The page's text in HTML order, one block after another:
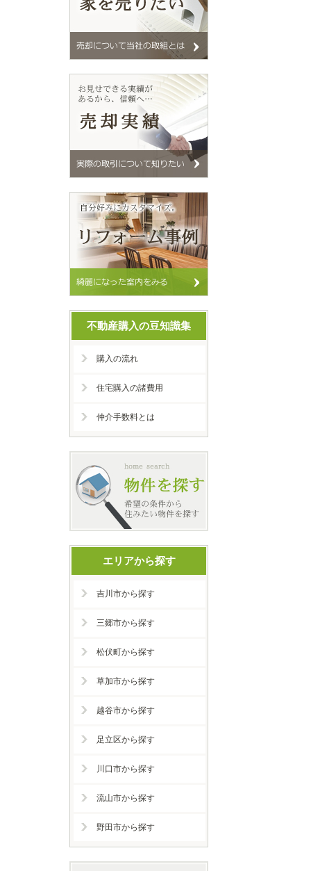
不動産購入の豆知識集
購入の流れ
住宅購入の諸費用
仲介手数料とは
エリアから探す
吉川市から探す
三郷市から探す
松伏町から探す
草加市から探す
越谷市から探す
足立区から探す
川口市から探す
流山市から探す
野田市から探す